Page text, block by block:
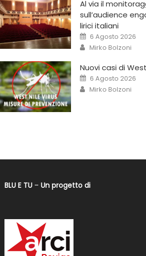
Al via il
sull’audience
lirici italiani
6 Agosto 2026
Mirko Bolzoni
Nuovi casi di
6 Agosto 2026
Mirko Bolzoni
BLU E TU– Un progetto di